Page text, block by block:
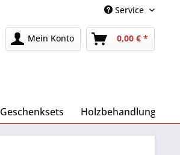
Service
Mein Konto 0,00 € *
Geschenksets Holzbehandlung